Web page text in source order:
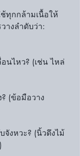
ทุกกล้ามเนื้อให้
างลำดับว่า:
นไหว? (เช่น ไหล่
(ข้อมือวาง
จังหวะ? (นิ้วดึงไม้